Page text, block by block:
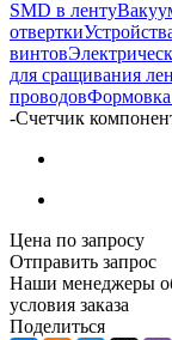
SMD в ленту
отвертки
винтов
для сращивания
проводов
-Счетчик
Цена по запросу
Отправить запрос
Наши менеджеры
условия заказа
Поделиться